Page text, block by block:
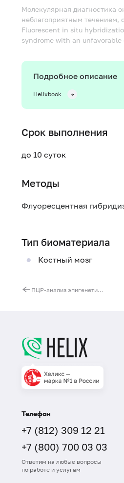
Молекулярная диагностика
неблагоприятным течением,
Fluorescent in situ
syndrome with an
Подробное описание
Helixbook
Срок выполнения
до 10 суток
Методы
Флуоресцентная
Тип биоматериала
Костный мозг
ПЦР-анализ эпигенетических мутаций гена EZH2
Телефон
+7 (812) 309 12 21
+7 (800) 700 03 03
Ответим на любые вопросы
по работе и услугам